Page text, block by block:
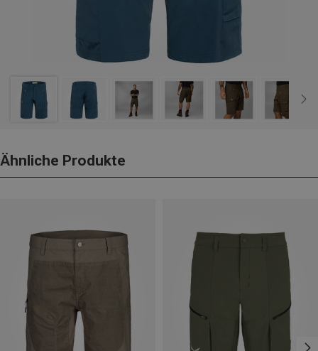
Ähnliche Produkte